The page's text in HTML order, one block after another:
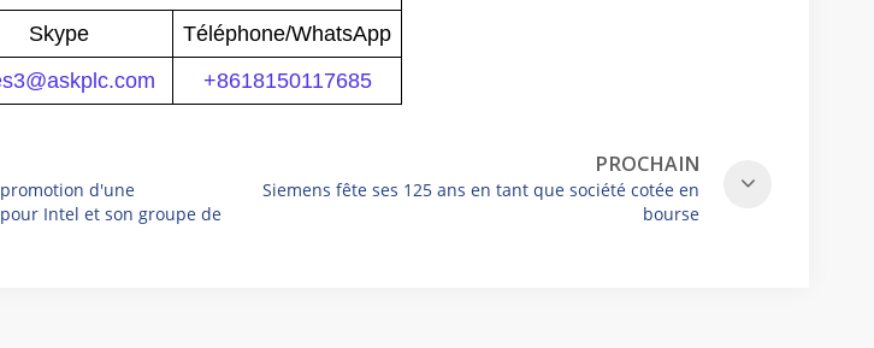
Skype
Téléphone/WhatsApp
+8618150117685
d'une
Intel et son groupe de
PROCHAIN
Siemens fête ses 125 ans en tant que société cotée en
bourse